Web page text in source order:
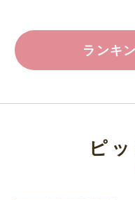
ランキ
ピ